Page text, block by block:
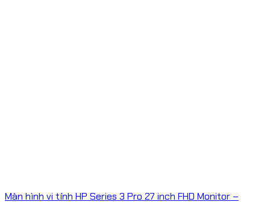
Màn hình vi tính HP Series 3 Pro 27 inch FHD Monitor –